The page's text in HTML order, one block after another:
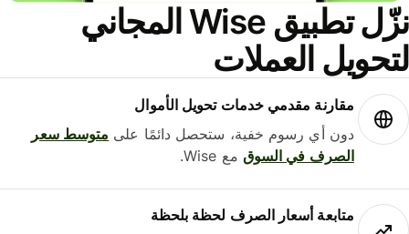
نزّل تطبيق Wise المجاني
العملات
مقارنة مقدمي خدمات تحويل الأموال
دون أي رسوم خفية، ستحصل دائمًا علىمتوسط ​​سعر
الصرف في السوقمع Wise.
متابعة أسعار الصرف لحظة بلحظة